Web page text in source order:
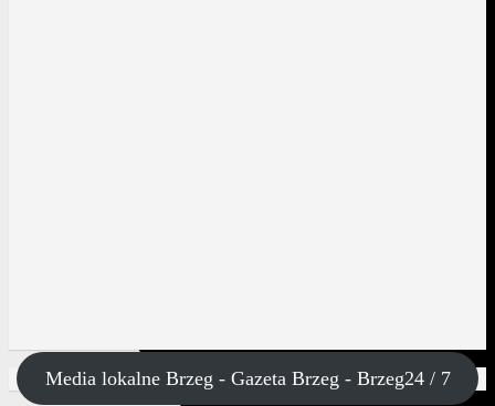
Media lokalne Brzeg - Gazeta Brzeg - Brzeg24 / 7